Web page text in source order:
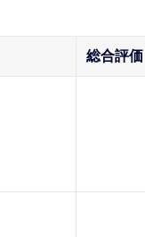
総合評価